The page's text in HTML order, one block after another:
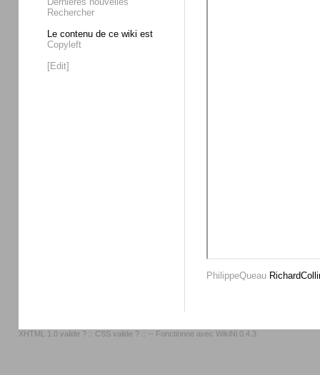
Rechercher
Le contenu de ce wiki est
Copyleft
[Edit]
PhilippeQueau
XHTML 1.0 valide ? :: CSS valide ? :: -- Fonctionne avec WikiNi 0.4.3